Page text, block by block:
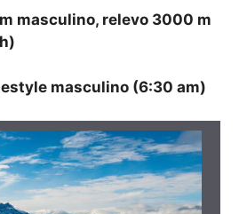
masculino, relevo 3000 m
masculino (6:30 am)